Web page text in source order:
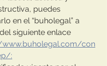
puedes
en el “buholegal” a
siguiente enlace
con
: